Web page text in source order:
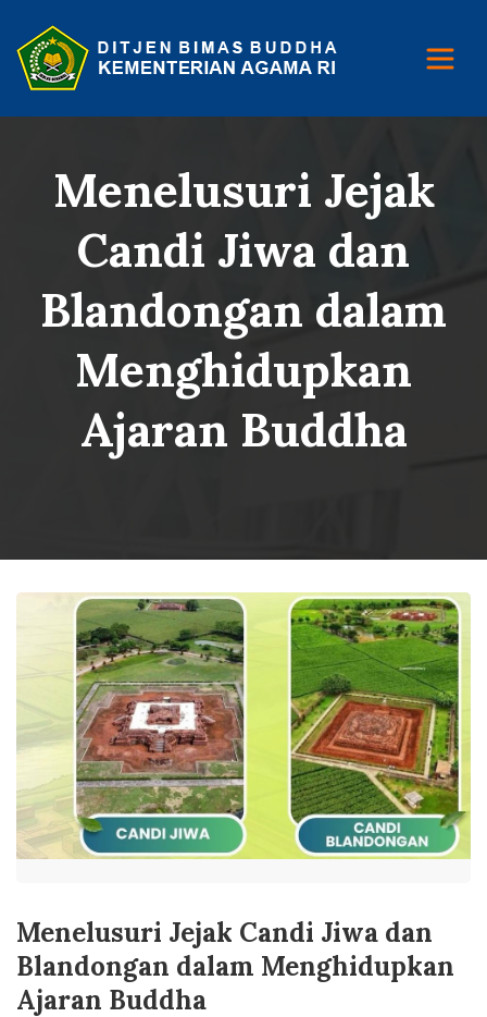
Menelusuri Jejak
Candi Jiwa dan
Blandongan dalam
Menghidupkan
Ajaran Buddha
Menelusuri Jejak Candi Jiwa dan
Blandongan dalam Menghidupkan
Ajaran Buddha